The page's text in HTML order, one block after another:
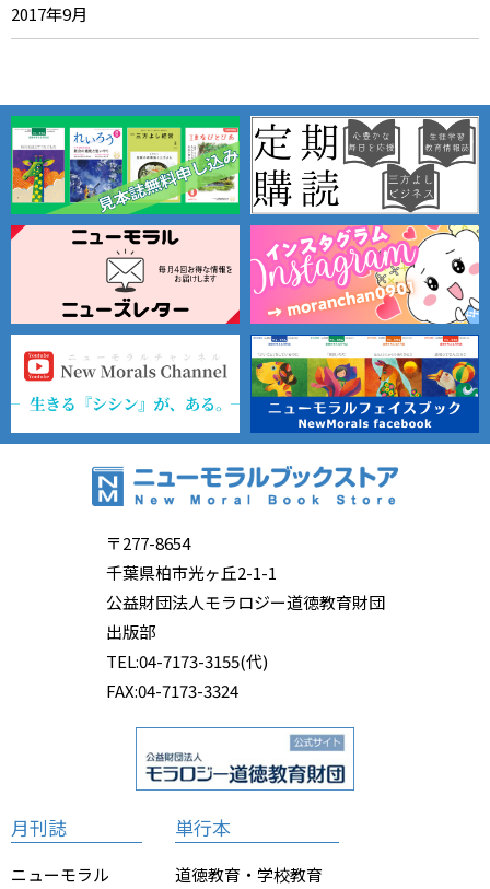
2017年9月
〒277-8654
千葉県柏市光ヶ丘2-1-1
公益財団法人モラロジー道徳教育財団
出版部
TEL:04-7173-3155(代)
FAX:04-7173-3324
月刊誌
ニューモラル
単行本
道徳教育・学校教育